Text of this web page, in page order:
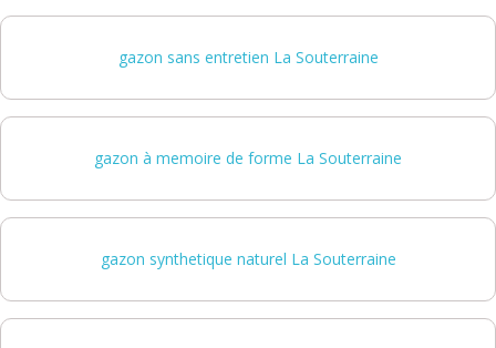
gazon sans entretien La Souterraine
gazon à memoire de forme La Souterraine
gazon synthetique naturel La Souterraine